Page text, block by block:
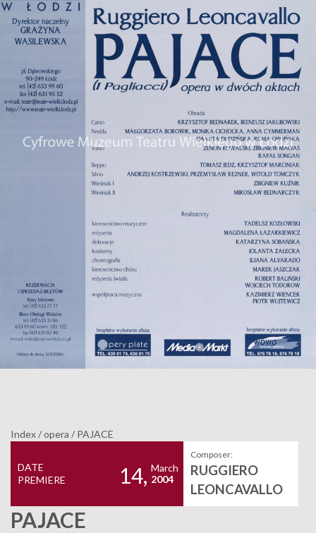
Index/opera / PAJACE
DATE
PREMIERE
14, March
2004
Composer:
RUGGIERO
LEONCAVALLO
PAJACE